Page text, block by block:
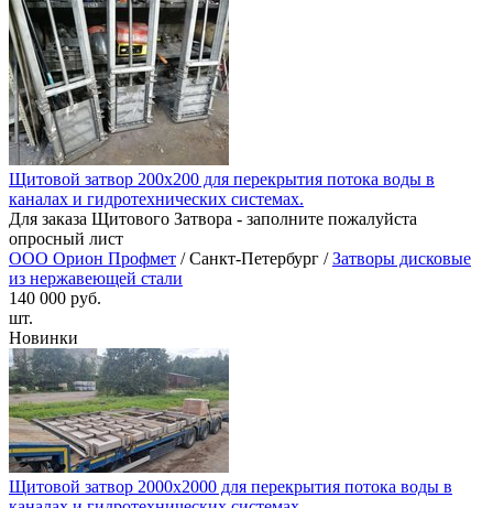
Щитовой затвор 200х200 для перекрытия потока воды в
каналах и гидротехнических системах.
Для заказа Щитового Затвора - заполните пожалуйста
опросный лист
ООО Орион Профмет / Санкт-Петербург /Затворы дисковые
из нержавеющей стали
140 000 руб.
шт.
Новинки
Щитовой затвор 2000х2000 для перекрытия потока воды в